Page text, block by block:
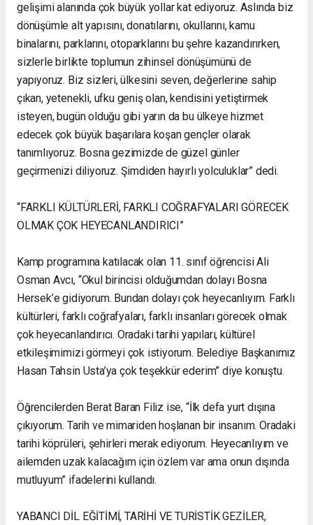
gelişimi alanında çok büyük yollar kat ediyoruz. Aslında biz
dönüşümle alt yapısını, donatılarını, okullarını, kamu
binalarını, parklarını, otoparklarını bu şehre kazandırırken,
sizlerle birlikte toplumun zihinsel dönüşümünü de
yapıyoruz. Biz sizleri, ülkesini seven, değerlerine sahip
çıkan, yetenekli, ufku geniş olan, kendisini yetiştirmek
isteyen, bugün olduğu gibi yarın da bu ülkeye hizmet
edecek çok büyük başarılara koşan gençler olarak
tanımlıyoruz. Bosna gezimizde de güzel günler
geçirmenizi diliyoruz. Şimdiden hayırlı yolculuklar” dedi.
“FARKLI KÜLTÜRLERİ, FARKLI COĞRAFYALARI GÖRECEK
OLMAK ÇOK HEYECANLANDIRICI”
Kamp programına katılacak olan 11. sınıf öğrencisi Ali
Osman Avcı, “Okul birincisi olduğumdan dolayı Bosna
Hersek’e gidiyorum. Bundan dolayı çok heyecanlıyım. Farklı
kültürleri, farklı coğrafyaları, farklı insanları görecek olmak
çok heyecanlandırıcı. Oradaki tarihi yapıları, kültürel
etkileşimimizi görmeyi çok istiyorum. Belediye Başkanımız
Hasan Tahsin Usta’ya çok teşekkür ederim” diye konuştu.
Öğrencilerden Berat Baran Filiz ise, “İlk defa yurt dışına
çıkıyorum. Tarih ve mimariden hoşlanan bir insanım. Oradaki
tarihi köprüleri, şehirleri merak ediyorum. Heyecanlıyım ve
ailemden uzak kalacağım için özlem var ama onun dışında
mutluyum” ifadelerini kullandı.
YABANCI DİL EĞİTİMİ, TARİHİ VE TURİSTİK GEZİLER,